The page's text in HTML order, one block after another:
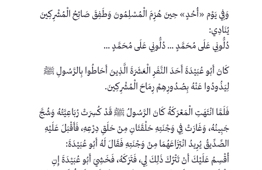
وَفِي يَوْم «أُحُدٍ» حِينَ هُزِمَ الْمُسْلِمُونَ وَطَفِقَ صَائِحُ الْمُشْرِكِينَ
يُنَادِي:
دُلُّونِي عَلَى مُحَمَّدٍ … دُلُّونِي عَلَى مُحَمَّدٍ …
كَانَ أَبُو عُبَيْدَةَ أَحَدَ النَّفَرِ الْعَشَرَةَ الَّذِينَ أَحَاطُوا بِالرَّسُولِ ﷺ
لِيَذُودُوا عَنْهُ بِصُدُورِهِمْ رِمَاحَ الْمُشْرِكِينَ.
فَلَمَّا انْتَهَتِ الْمَعْرَكَةُ كَانَ الرَّسُولُ ﷺ قَدْ كُسِرَتْ رُبَاعِيَّتُهُ وَشُجَّ
جَبِينُهُ، وَغَارَتْ فِي وَجْنَتِهِ حَلْقَتَانِ مِنْ حَلَقِ دِرْعِهِ، فَأَقْبَلَ عَلَيْهِ
الصِّدِّيقُ يُرِيدُ انْتِزَاعَهُمَا مِنْ وَجْنَتِهِ فَقَالَ لَهُ أَبُو عُبَيْدَةَ:
أُقْسِمُ عَلَيْكَ أَنْ تَتْرُكَ ذَلِكَ لِي، فَتَرَكَهُ، فَخَشِيَ أَبُو عُبَيْدَةَ إِنِ